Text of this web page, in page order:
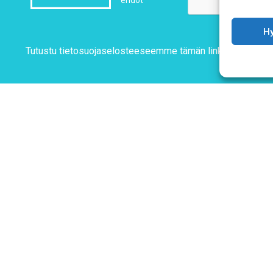
Tutustu tietosuojaselosteeseemme tämän linkin kautta!